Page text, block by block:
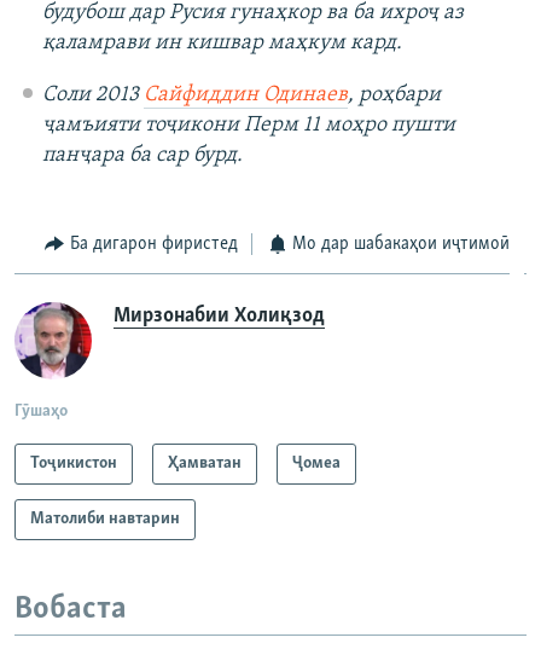
будубош дар Русия гунаҳкор ва ба ихроҷ аз
қаламрави ин кишвар маҳкум кард.
Соли 2013 Сайфиддин Одинаев, роҳбари
ҷамъияти тоҷикони Перм 11 моҳро пушти
панҷара ба сар бурд.
Ба дигарон фиристед Мо дар шабакаҳои иҷтимоӣ
Мирзонабии Холиқзод
Гӯшаҳо
Тоҷикистон Ҳамватан Ҷомeа
Матолиби навтарин
Вобаста